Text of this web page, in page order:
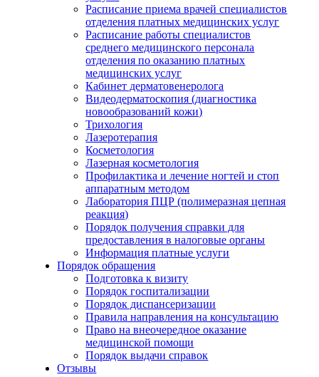
Расписание приема врачей специалистов
отделения платных медицинских услуг
Расписание работы специалистов
среднего медицинского персонала
отделения по оказанию платных
медицинских услуг
Кабинет дерматовенеролога
Видеодерматоскопия (диагностика
новообразований кожи)
Трихология
Лазеротерапия
Косметология
Лазерная косметология
Профилактика и лечение ногтей и стоп
аппаратным методом
Лаборатория ПЦР (полимеразная цепная
реакция)
Порядок получения справки для
предоставления в налоговые органы
Информация платные услуги
Порядок обращения
Подготовка к визиту
Порядок госпитализации
Порядок диспансеризации
Правила направления на консультацию
Право на внеочередное оказание
медицинской помощи
Порядок выдачи справок
Отзывы